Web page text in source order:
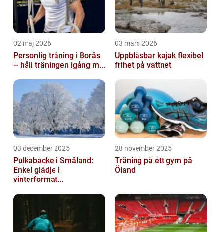
02 maj 2026
Personlig träning i Borås
– håll träningen igång m...
03 mars 2026
Uppblåsbar kajak flexibel
frihet på vattnet
03 december 2025
Pulkabacke i Småland:
Enkel glädje i
vinterformat...
28 november 2025
Träning på ett gym på
Öland